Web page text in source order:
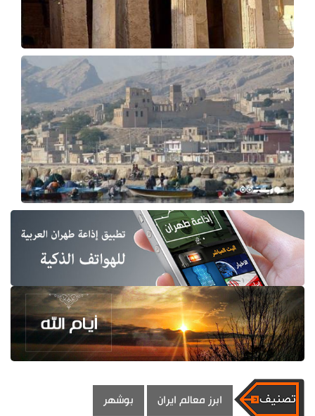
ابرز معالم ايران بوشهر